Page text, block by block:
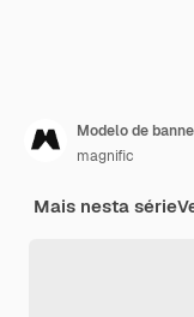
magnific
Mais nesta série